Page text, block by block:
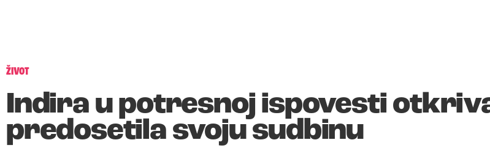
ŽIVOT
Indira u potresnoj ispovesti
predosetila svoju sudbinu